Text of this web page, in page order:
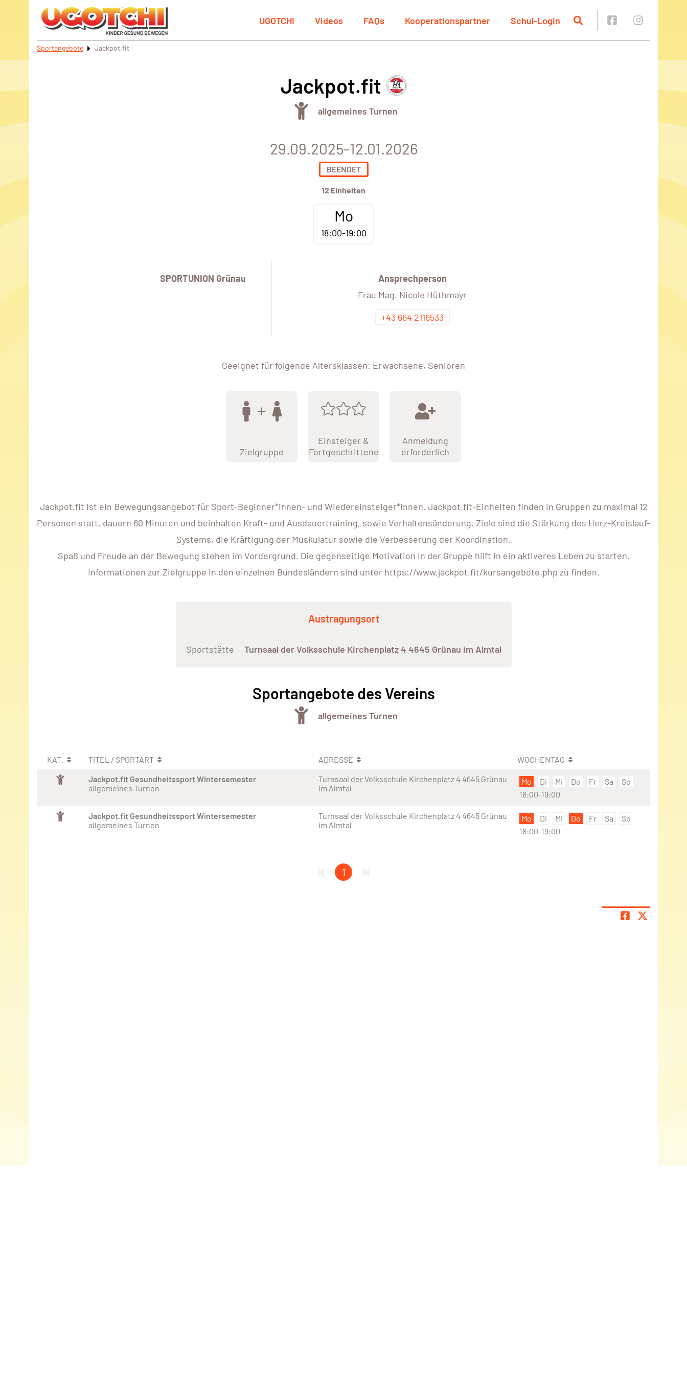
UGOTCHI Videos FAQs Kooperationspartner Schul-Login
Sportangebote Jackpot.fit
Jackpot.fit
allgemeines Turnen
29.09.2025-12.01.2026
BEENDET
12 Einheiten
Mo
18:00-19:00
SPORTUNION Grünau
Ansprechperson
Frau Mag. Nicole Hüthmayr
+43 664 2116533
Geeignet für folgende Altersklassen: Erwachsene, Senioren
Zielgruppe
Einsteiger &
Fortgeschrittene
Anmeldung
erforderlich
Jackpot.fit ist ein Bewegungsangebot für Sport-Beginner*innen- und Wiedereinsteiger*innen. Jackpot.fit-Einheiten finden in Gruppen zu maximal 12
Personen statt, dauern 60 Minuten und beinhalten Kraft- und Ausdauertraining, sowie Verhaltensänderung. Ziele sind die Stärkung des Herz-Kreislauf-
Systems, die Kräftigung der Muskulatur sowie die Verbesserung der Koordination.
Spaß und Freude an der Bewegung stehen im Vordergrund. Die gegenseitige Motivation in der Gruppe hilft in ein aktiveres Leben zu starten.
Informationen zur Zielgruppe in den einzelnen Bundesländern sind unter https://www.jackpot.fit/kursangebote.php zu finden.
Austragungsort
Sportstätte Turnsaal der Volksschule Kirchenplatz 4 4645 Grünau im Almtal
Sportangebote des Vereins
allgemeines Turnen
KAT. TITEL / SPORTART ADRESSE
WOCHENTAG
Jackpot.fit Gesundheitssport Wintersemester
allgemeines Turnen
Turnsaal der Volksschule Kirchenplatz 4 4645 Grünau
im Almtal
Mo Di Mi Do Fr Sa
So
18:00-19:00
Jackpot.fit Gesundheitssport Wintersemester
allgemeines Turnen
Turnsaal der Volksschule Kirchenplatz 4 4645 Grünau
im Almtal
Mo Di Mi Do Fr Sa
So
18:00-19:00
1